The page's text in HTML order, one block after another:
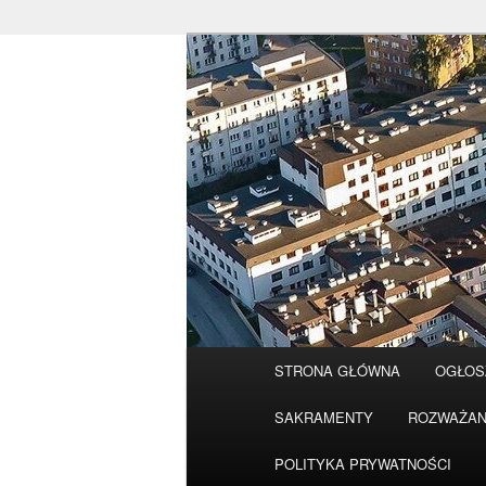
STRONA GŁÓWNA
SAKRAMENTY
POLITYKA PRYWATNOŚCI